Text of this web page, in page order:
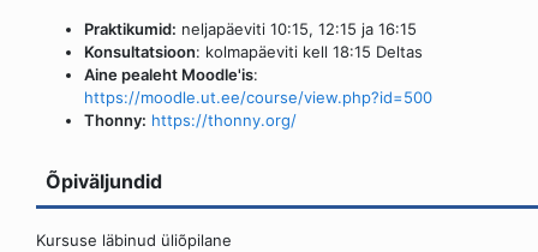
Praktikumid: neljapäeviti 10:15, 12:15 ja 16:15
Konsultatsioon: kolmapäeviti kell 18:15 Deltas
Aine pealeht Moodle'is:
https://moodle.ut.ee/course/view.php?id=500
Thonny: https://thonny.org/
Õpiväljundid
Kursuse läbinud üliõpilane